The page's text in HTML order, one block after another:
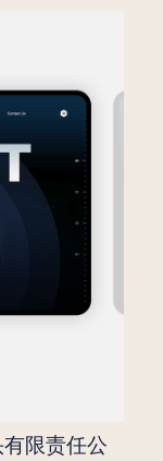
限责任公